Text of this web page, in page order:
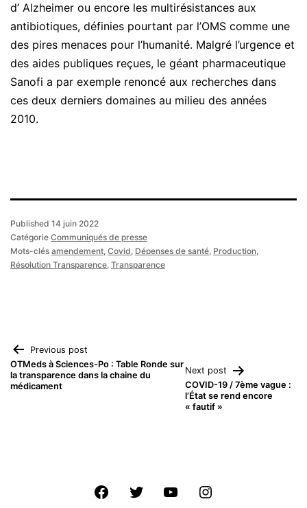
d’ Alzheimer ou encore les multirésistances aux
antibiotiques, définies pourtant par l’OMS comme une
des pires menaces pour l’humanité. Malgré l’urgence et
des aides publiques reçues, le géant pharmaceutique
Sanofi a par exemple renoncé aux recherches dans
ces deux derniers domaines au milieu des années
2010.
Published 14 juin 2022
Catégorie Communiqués de presse
Mots-clés amendement, Covid, Dépenses de santé, Production,
Résolution Transparence, Transparence
Navigation
de
Previous post
OTMeds à Sciences-Po : Table Ronde sur
la transparence dans la chaine du
médicament
Next post
COVID-19 / 7ème vague :
l’État se rend encore
« fautif »
FacebookTwitter Youtube